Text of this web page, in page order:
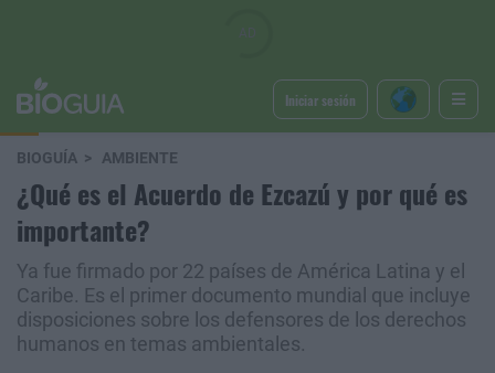
Iniciar sesión
BIOGUÍA AMBIENTE
¿Qué es el Acuerdo de Ezcazú y por qué es
importante?
Ya fue firmado por 22 países de América Latina y el
Caribe. Es el primer documento mundial que incluye
disposiciones sobre los defensores de los derechos
humanos en temas ambientales.